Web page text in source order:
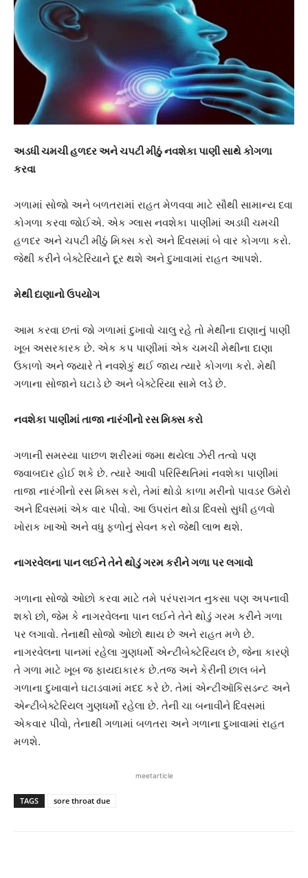
અડધી ચમચી હળદર અને ચપટી મીઠું નવશેકા પાણી સાથે કોગળા
કરવા
ગળામાં સોજો અને બળતરામાં રાહત મેળવવા માટે સૌથી સામાન્ય દવા
કોગળા કરવા જોઈએ. એક ગ્લાસ નવશેકા પાણીમાં અડધી ચમચી
હળદર અને ચપટી મીઠું મિક્સ કરો અને દિવસમાં બે વાર કોગળા કરો.
જેથી કરીને બેક્ટેરિયાને દૂર થશે અને દુખાવામાં રાહત આપશે.
મેથી દાણાનો ઉપયોગ
આમ કરવા છતાં જો ગળામાં દુખાવો ચાલુ રહે તો મેથીના દાણાનું પાણી
ખૂબ અસરકારક છે. એક કપ પાણીમાં એક ચમચી મેથીના દાણા
ઉકાળો અને જ્યારે તે નવશેકું થઈ જાય ત્યારે કોગળા કરો. મેથી
ગળાના સોજાને ઘટાડે છે અને બેક્ટેરિયા સામે લડે છે.
નવશેકા પાણીમાં તાજા નારંગીનો રસ મિક્સ કરો
ગળાની સમસ્યા પાછળ શરીરમાં જમા થયેલા ઝેરી તત્વો પણ
જવાબદાર હોઈ શકે છે. ત્યારે આવી પરિસ્થિતિમાં નવશેકા પાણીમાં
તાજા નારંગીનો રસ મિક્સ કરો, તેમાં થોડો કાળા મરીનો પાવડર ઉમેરો
અને દિવસમાં એક વાર પીવો. આ ઉપરાંત થોડા દિવસો સુધી હળવો
ખોરાક ખાઓ અને વધુ ફળોનું સેવન કરો જેથી લાભ થશે.
નાગરવેલના પાન લઈને તેને થોડું ગરમ કરીને ગળા પર લગાવો
ગળાના સોજો ઓછો કરવા માટે તમે પરંપરાગત નુકસા પણ અપનાવી
શકો છો, જેમ કે નાગરવેલના પાન લઈને તેને થોડું ગરમ કરીને ગળા
પર લગાવો. તેનાથી સોજો ઓછો થાય છે અને રાહત મળે છે.
નાગરવેલના પાનમાં રહેલા ગુણધર્મો એન્ટીબેક્ટેરિયલ છે, જેના કારણે
તે ગળા માટે ખૂબ જ ફાયદાકારક છે.તજ અને કેરીની છાલ બંને
ગળાના દુખાવાને ઘટાડવામાં મદદ કરે છે. તેમાં એન્ટીઑકિસડન્ટ અને
એન્ટીબેક્ટેરિયલ ગુણધર્મો રહેલા છે. તેની ચા બનાવીને દિવસમાં
એકવાર પીવો, તેનાથી ગળામાં બળતરા અને ગળાના દુખાવામાં રાહત
મળશે.
meetarticle
TAGS sore throat due